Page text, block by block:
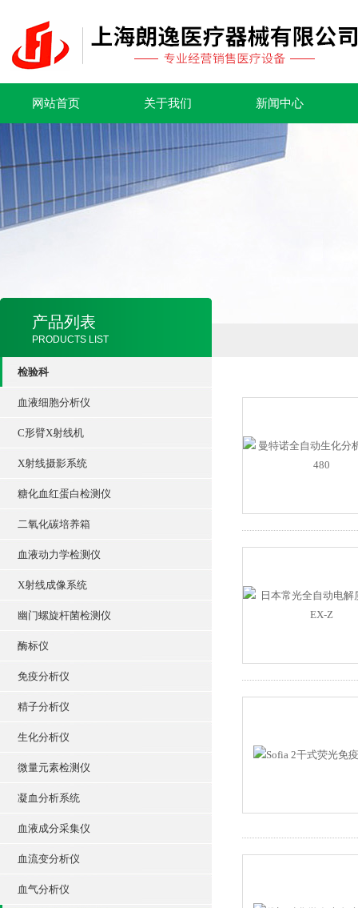
网站首页 关于我们 新闻中心
产品列表
PRODUCTS LIST
检验科
血液细胞分析仪
C形臂X射线机
X射线摄影系统
糖化血红蛋白检测仪
二氧化碳培养箱
血液动力学检测仪
X射线成像系统
幽门螺旋杆菌检测仪
酶标仪
免疫分析仪
精子分析仪
生化分析仪
微量元素检测仪
凝血分析系统
血液成分采集仪
血流变分析仪
血气分析仪